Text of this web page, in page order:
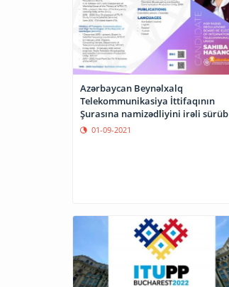
Azərbaycan Beynəlxalq
Telekommunikasiya İttifaqının
Şurasına namizədliyini irəli sürüb
01-09-2021